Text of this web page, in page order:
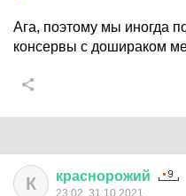
Ага, поэтому мы иногда
консервы с дошираком
К краснорожий
23:02, 31.10.2021